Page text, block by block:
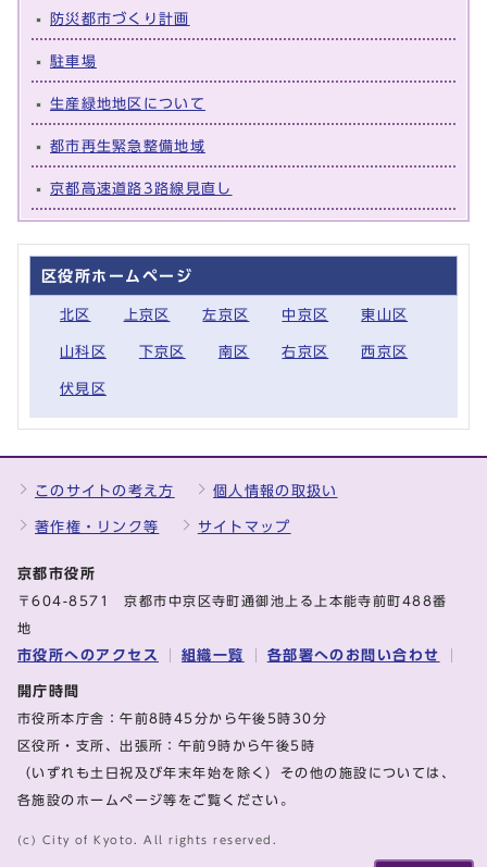
防災都市づくり計画
駐車場
生産緑地地区について
都市再生緊急整備地域
京都高速道路3路線見直し
区役所ホームページ
北区 上京区 左京区 中京区 東山区
山科区 下京区 南区 右京区 西京区
伏見区
このサイトの考え方 個人情報の取扱い
著作権・リンク等 サイトマップ
京都市役所
〒604-8571 京都市中京区寺町通御池上る上本能寺前町488番
地
市役所へのアクセス 組織一覧 各部署へのお問い合わせ
開庁時間
市役所本庁舎：午前8時45分から午後5時30分
区役所・支所、出張所：午前9時から午後5時
（いずれも土日祝及び年末年始を除く）その他の施設については、
各施設のホームページ等をご覧ください。
(c) City of Kyoto. All rights reserved.